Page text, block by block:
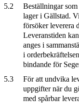
5.2
Beställningar
lager i Gällstad.
försöker leverera
Leveranstiden
anges i
i
bindande för
5.3
För att undvika
uppgifter när du
med spårbar